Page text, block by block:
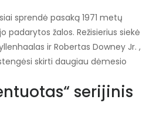
sprendė pasaką 1971 metų
padarytos žalos. Režisierius siekė
ir Robertas Downey Jr. ,
skirti daugiau dėmesio
serijinis